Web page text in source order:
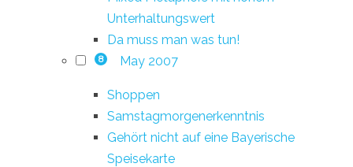
Unterhaltungswert
Da muss man was tun!
8 May 2007
Shoppen
Samstagmorgenerkenntnis
Gehört nicht auf eine Bayerische
Speisekarte